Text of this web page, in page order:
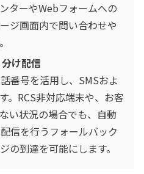
ターやWebフォームへの
ジ画面内で問い合わせや
け配信
番号を活用し、SMSおよ
。RCS非対応端末や、お客
い状況の場合でも、自動
信を行うフォールバック
の到達を可能にします。